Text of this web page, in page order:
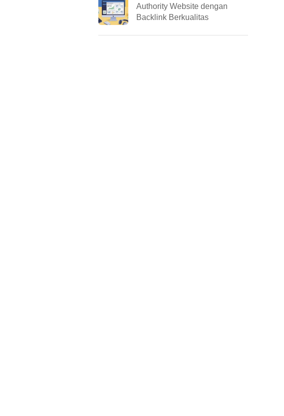
Authority Website dengan
Backlink Berkualitas